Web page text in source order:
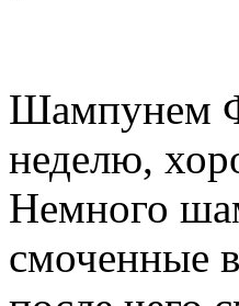
Шампунем
неделю,
Немного
смоченные